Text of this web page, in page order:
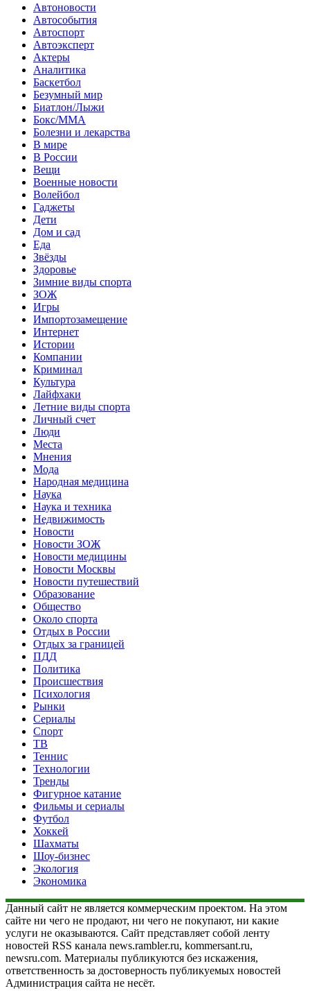
Автоновости
Автособытия
Автоспорт
Автоэксперт
Актеры
Аналитика
Баскетбол
Безумный мир
Биатлон/Лыжи
Бокс/MMA
Болезни и лекарства
В мире
В России
Вещи
Военные новости
Волейбол
Гаджеты
Дети
Дом и сад
Еда
Звёзды
Здоровье
Зимние виды спорта
ЗОЖ
Игры
Импортозамещение
Интернет
Истории
Компании
Криминал
Культура
Лайфхаки
Летние виды спорта
Личный счет
Люди
Места
Мнения
Мода
Народная медицина
Наука
Наука и техника
Недвижимость
Новости
Новости ЗОЖ
Новости медицины
Новости Москвы
Новости путешествий
Образование
Общество
Около спорта
Отдых в России
Отдых за границей
ПДД
Политика
Происшествия
Психология
Рынки
Сериалы
Спорт
ТВ
Теннис
Технологии
Тренды
Фигурное катание
Фильмы и сериалы
Футбол
Хоккей
Шахматы
Шоу-бизнес
Экология
Экономика
Данный сайт не является коммерческим проектом. На этом
сайте ни чего не продают, ни чего не покупают, ни какие
услуги не оказываются. Сайт представляет собой ленту
новостей RSS канала news.rambler.ru, kommersant.ru,
newsru.com. Материалы публикуются без искажения,
ответственность за достоверность публикуемых новостей
Администрация сайта не несёт.